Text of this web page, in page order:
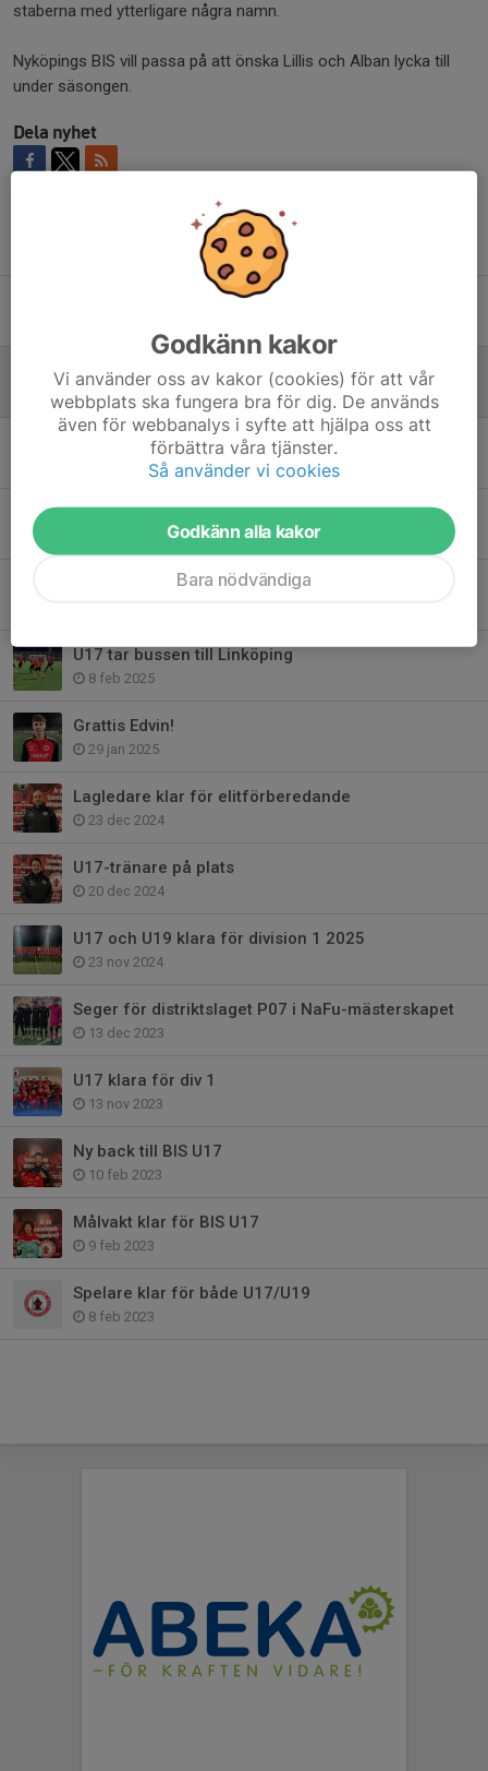
staberna med ytterligare några namn.
Nyköpings BIS vill passa på att önska Lillis och Alban lycka till
under säsongen.
Dela nyhet
U17-tränare är klara
11 jan, 13:00
Serieindelningen 2026
19 dec 2025
Kvalsuccé och avtackning av ledare
Förändringar i våra trupper inför kvalspelet
U17 tar bussen till Linköping
8 feb 2025
Grattis Edvin!
29 jan 2025
Lagledare klar för elitförberedande
23 dec 2024
U17-tränare på plats
20 dec 2024
U17 och U19 klara för division 1 2025
23 nov 2024
Seger för distriktslaget P07 i NaFu-mästerskapet
13 dec 2023
U17 klara för div 1
13 nov 2023
Ny back till BIS U17
10 feb 2023
Målvakt klar för BIS U17
9 feb 2023
Spelare klar för både U17/U19
8 feb 2023
Godkänn kakor
Vi använder oss av kakor (cookies) för att vår
webbplats ska fungera bra för dig. De används
även för webbanalys i syfte att hjälpa oss att
förbättra våra tjänster.
Så använder vi cookies
Godkänn alla kakor
Bara nödvändiga